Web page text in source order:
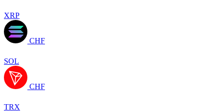
XRP
CHF
SOL
CHF
TRX